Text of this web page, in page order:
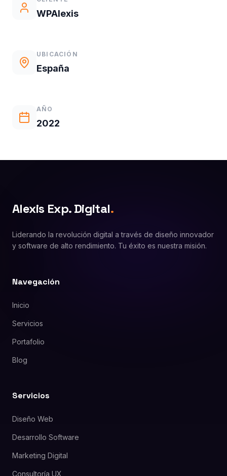
WPAlexis
UBICACIÓN
España
AÑO
2022
Alexis Exp. Digital.
Liderando la revolución digital a través de diseño innovador
y software de alto rendimiento. Tu éxito es nuestra misión.
Navegación
Inicio
Servicios
Portafolio
Blog
Servicios
Diseño Web
Desarrollo Software
Marketing Digital
Consultoría UX